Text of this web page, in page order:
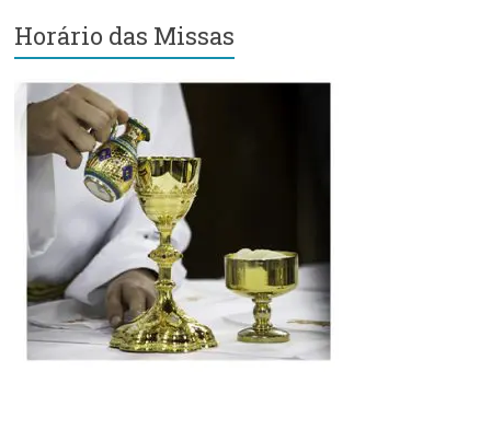
Retiro
Horário das Missas